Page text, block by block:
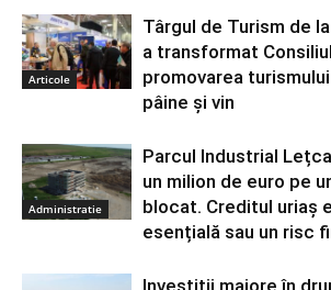
Articole
Târgul de Turism de
a transformat
promovarea
pâine și vin
Administratie
Parcul Industrial
un milion de euro pe
blocat. Creditul uriaș
esențială sau un risc
Investiții majore în